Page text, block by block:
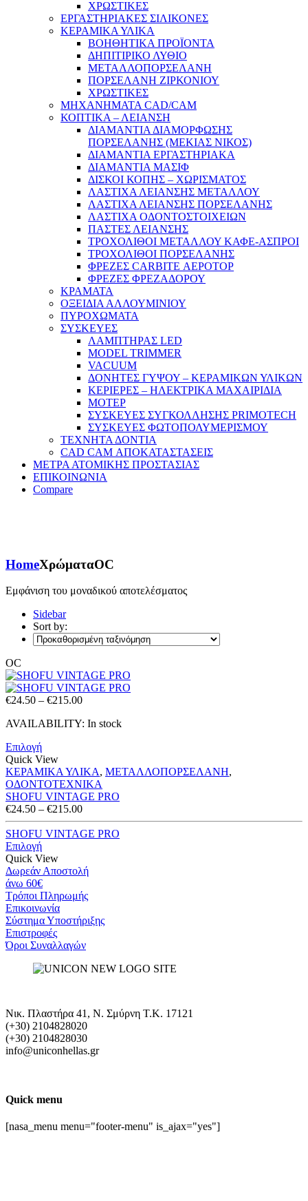
ΧΡΩΣΤΙΚΕΣ
ΕΡΓΑΣΤΗΡΙΑΚΕΣ ΣΙΛΙΚΟΝΕΣ
ΚΕΡΑΜΙΚΑ ΥΛΙΚΑ
ΒΟΗΘΗΤΙΚΑ ΠΡΟΪΟΝΤΑ
ΔΗΠΙΤΙΡΙΚΟ ΛΥΘΙΟ
ΜΕΤΑΛΛΟΠΟΡΣΕΛΑΝΗ
ΠΟΡΣΕΛΑΝΗ ΖΙΡΚΟΝΙΟΥ
ΧΡΩΣΤΙΚΕΣ
ΜΗΧΑΝΗΜΑΤΑ CAD/CAM
ΚΟΠΤΙΚΑ – ΛΕΙΑΝΣΗ
ΔΙΑΜΑΝΤΙΑ ΔΙΑΜΟΡΦΩΣΗΣ
ΠΟΡΣΕΛΑΝΗΣ (ΜΕΚΙΑΣ ΝΙΚΟΣ)
ΔΙΑΜΑΝΤΙΑ ΕΡΓΑΣΤΗΡΙΑΚΑ
ΔΙΑΜΑΝΤΙΑ ΜΑΣΙΦ
ΔΙΣΚΟΙ ΚΟΠΗΣ – ΧΩΡΙΣΜΑΤΟΣ
ΛΑΣΤΙΧΑ ΛΕΙΑΝΣΗΣ ΜΕΤΑΛΛΟΥ
ΛΑΣΤΙΧΑ ΛΕΙΑΝΣΗΣ ΠΟΡΣΕΛΑΝΗΣ
ΛΑΣΤΙΧΑ ΟΔΟΝΤΟΣΤΟΙΧΕΙΩΝ
ΠΑΣΤΕΣ ΛΕΙΑΝΣΗΣ
ΤΡΟΧΟΛΙΘΟΙ ΜΕΤΑΛΛΟΥ ΚΑΦΕ-ΑΣΠΡΟΙ
ΤΡΟΧΟΛΙΘΟΙ ΠΟΡΣΕΛΑΝΗΣ
ΦΡΕΖΕΣ CARBITE ΑΕΡΟΤΟΡ
ΦΡΕΖΕΣ ΦΡΕΖΑΔΟΡΟΥ
ΚΡΑΜΑΤΑ
ΟΞΕΙΔΙΑ ΑΛΛΟΥΜΙΝΙΟΥ
ΠΥΡΟΧΩΜΑΤΑ
ΣΥΣΚΕΥΕΣ
ΛΑΜΠΤΗΡΑΣ LED
MODEL TRIMMER
VACUUM
ΔΟΝΗΤΕΣ ΓΥΨΟΥ – ΚΕΡΑΜΙΚΩΝ ΥΛΙΚΩΝ
ΚΕΡΙΕΡΕΣ – ΗΛΕΚΤΡΙΚΑ ΜΑΧΑΙΡΙΔΙΑ
ΜΟΤΕΡ
ΣΥΣΚΕΥΕΣ ΣΥΓΚΟΛΛΗΣΗΣ PRIMOTECH
ΣΥΣΚΕΥΕΣ ΦΩΤΟΠΟΛΥΜΕΡΙΣΜΟΥ
ΤΕΧΝΗΤΑ ΔΟΝΤΙΑ
CAD CAM ΑΠΟΚΑΤΑΣΤΑΣΕΙΣ
ΜΕΤΡΑ ΑΤΟΜΙΚΗΣ ΠΡΟΣΤΑΣΙΑΣ
ΕΠΙΚΟΙΝΩΝΙΑ
Compare
HomeΧρώματαOC
Εμφάνιση του μοναδικού αποτελέσματος
Sidebar
Sort by:
OC
€24.50 – €215.00Price
€24.50
AVAILABILITY: In stock
Επιλογή
Quick View
ΚΕΡΑΜΙΚΑ ΥΛΙΚΑ, ΜΕΤΑΛΛΟΠΟΡΣΕΛΑΝΗ,
ΟΔΟΝΤΟΤΕΧΝΙΚΑ
SHOFU VINTAGE PRO
€24.50 – €215.00Price
range:
€24.50
SHOFU VINTAGE PRO
Επιλογή
Quick View
Δωρεάν Αποστολή
άνω 60€
Τρόποι Πληρωμής
Eπικοινωνία
Σύστημα Υποστήριξης
Επιστροφές
Όροι Συναλλαγών
Νικ. Πλαστήρα 41, Ν. Σμύρνη T.K. 17121
(+30) 2104828020
(+30) 2104828030
info@uniconhellas.gr
Quick menu
[nasa_menu menu="footer-menu" is_ajax="yes"]